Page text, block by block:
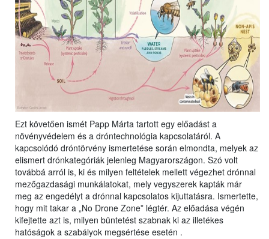
Ezt követően ismét Papp Márta tartott egy előadást a
növényvédelem és a dróntechnológia kapcsolatáról. A
kapcsolódó dróntörvény ismertetése során elmondta, melyek az
elismert drónkategóriák jelenleg Magyarországon. Szó volt
továbbá arról is, ki és milyen feltételek mellett végezhet drónnal
mezőgazdasági munkálatokat, mely vegyszerek kapták már
meg az engedélyt a drónnal kapcsolatos kijuttatásra. Ismertette,
hogy mit takar a „No Drone Zone” légtér. Az előadása végén
kifejtette azt is, milyen büntetést szabnak ki az illetékes
hatóságok a szabályok megsértése esetén .